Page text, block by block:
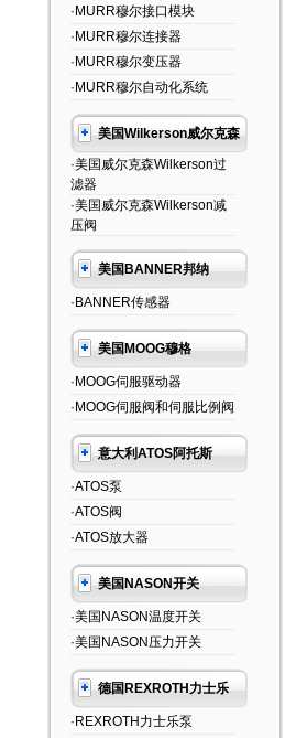
·MURR穆尔接口模块
·MURR穆尔连接器
·MURR穆尔变压器
·MURR穆尔自动化系统
美国Wilkerson威尔克森
·美国威尔克森Wilkerson过
滤器
·美国威尔克森Wilkerson减
压阀
美国BANNER邦纳
·BANNER传感器
美国MOOG穆格
·MOOG伺服驱动器
·MOOG伺服阀和伺服比例阀
意大利ATOS阿托斯
·ATOS泵
·ATOS阀
·ATOS放大器
美国NASON开关
·美国NASON温度开关
·美国NASON压力开关
德国REXROTH力士乐
·REXROTH力士乐泵